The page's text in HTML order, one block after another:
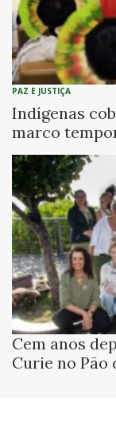
PAZ E JUSTIÇA
Indígenas
marco
Cem anos
Curie no Pão